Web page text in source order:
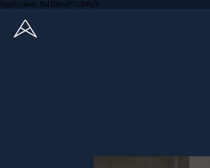
Verification: f84100ed75194bf3